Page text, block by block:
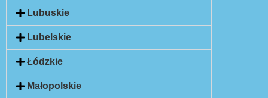
Lubuskie
Lubelskie
Łódzkie
Małopolskie